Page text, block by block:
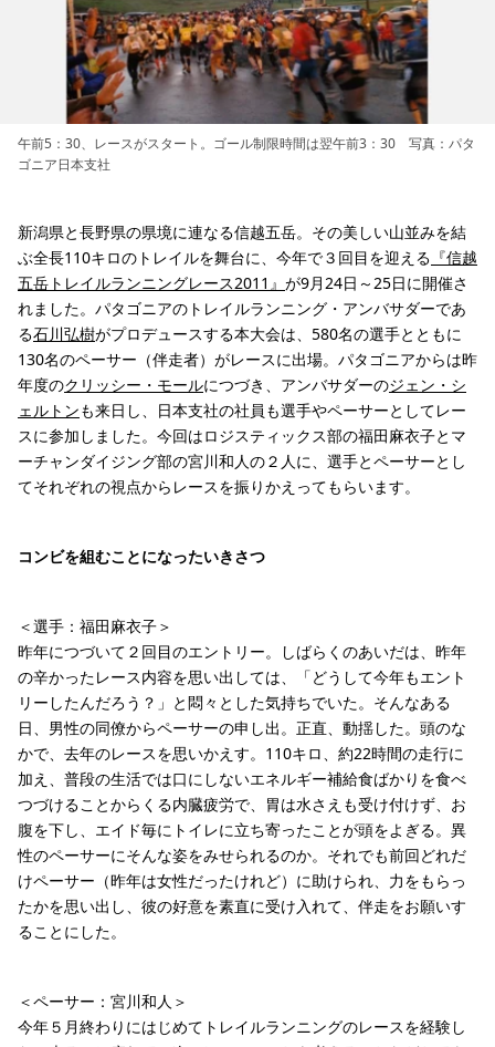
午前5：30、レースがスタート。ゴール制限時間は翌午前3：30 写真：パタ
ゴニア日本支社
新潟県と長野県の県境に連なる信越五岳。その美しい山並みを結
ぶ全長110キロのトレイルを舞台に、今年で３回目を迎える 『信越
五岳トレイルランニングレース2011』 が9月24日～25日に開催さ
れました。パタゴニアのトレイルランニング・アンバサダーであ
る石川弘樹がプロデュースする本大会は、580名の選手とともに
130名のペーサー（伴走者）がレースに出場。パタゴニアからは昨
年度のクリッシー・モールにつづき、アンバサダーのジェン・シ
ェルトンも来日し、日本支社の社員も選手やペーサーとしてレー
スに参加しました。今回はロジスティックス部の福田麻衣子とマ
ーチャンダイジング部の宮川和人の２人に、選手とペーサーとし
てそれぞれの視点からレースを振りかえってもらいます。
コンビを組むことになったいきさつ
＜選手：福田麻衣子＞
昨年につづいて２回目のエントリー。しばらくのあいだは、昨年
の辛かったレース内容を思い出しては、「どうして今年もエント
リーしたんだろう？」と悶々とした気持ちでいた。そんなある
日、男性の同僚からペーサーの申し出。正直、動揺した。頭のな
かで、去年のレースを思いかえす。110キロ、約22時間の走行に
加え、普段の生活では口にしないエネルギー補給食ばかりを食べ
つづけることからくる内臓疲労で、胃は水さえも受け付けず、お
腹を下し、エイド毎にトイレに立ち寄ったことが頭をよぎる。異
性のペーサーにそんな姿をみせられるのか。それでも前回どれだ
けペーサー（昨年は女性だったけれど）に助けられ、力をもらっ
たかを思い出し、彼の好意を素直に受け入れて、伴走をお願いす
ることにした。
＜ペーサー：宮川和人＞
今年５月終わりにはじめてトレイルランニングのレースを経験し